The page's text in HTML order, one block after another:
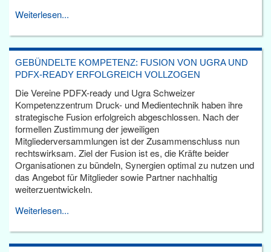
Weiterlesen...
GEBÜNDELTE KOMPETENZ: FUSION VON UGRA UND
PDFX-READY ERFOLGREICH VOLLZOGEN
Die Vereine PDFX-ready und Ugra Schweizer
Kompetenzzentrum Druck- und Medientechnik haben ihre
strategische Fusion erfolgreich abgeschlossen. Nach der
formellen Zustimmung der jeweiligen
Mitgliederversammlungen ist der Zusammenschluss nun
rechtswirksam. Ziel der Fusion ist es, die Kräfte beider
Organisationen zu bündeln, Synergien optimal zu nutzen und
das Angebot für Mitglieder sowie Partner nachhaltig
weiterzuentwickeln.
Weiterlesen...